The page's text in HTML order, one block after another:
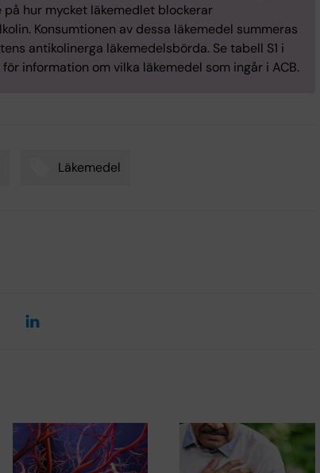
på hur mycket läkemedlet blockerar
Konsumtionen av dessa läkemedel summeras
antikolinerga läkemedelsbörda. Se tabell S1 i
för information om vilka läkemedel som ingår i ACB.
Läkemedel